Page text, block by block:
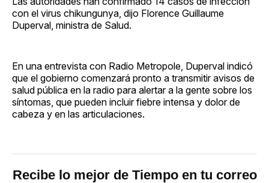
con el virus chikungunya, dijo Florence Guillaume
Duperval, ministra de Salud.
En una entrevista con Radio Metropole, Duperval indicó
que el gobierno comenzará pronto a transmitir avisos de
salud pública en la radio para alertar a la gente sobre los
síntomas, que pueden incluir fiebre intensa y dolor de
cabeza y en las articulaciones.
Recibe lo mejor de Tiempo en tu correo